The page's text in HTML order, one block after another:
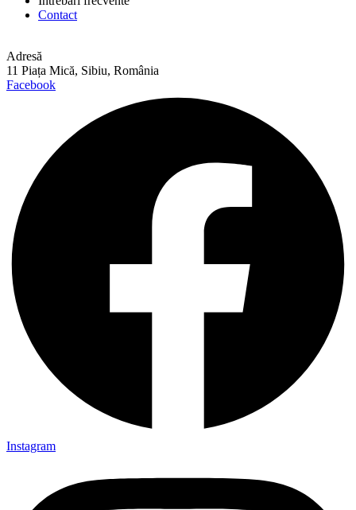
Contact
Adresă
11 Piața Mică, Sibiu, România
Facebook
Instagram